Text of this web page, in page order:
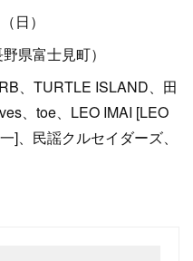
日）
県富士見町）
、TURTLE ISLAND、田
、toe、LEO IMAI [LEO
]、民謡クルセイダーズ、